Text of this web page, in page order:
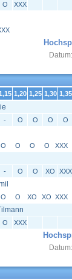
O XXX
1,20 1,25 1,30 1,35
- O O O O
O O O O XXX
- O O XO XXX
O O XO XO XXX
O XXX